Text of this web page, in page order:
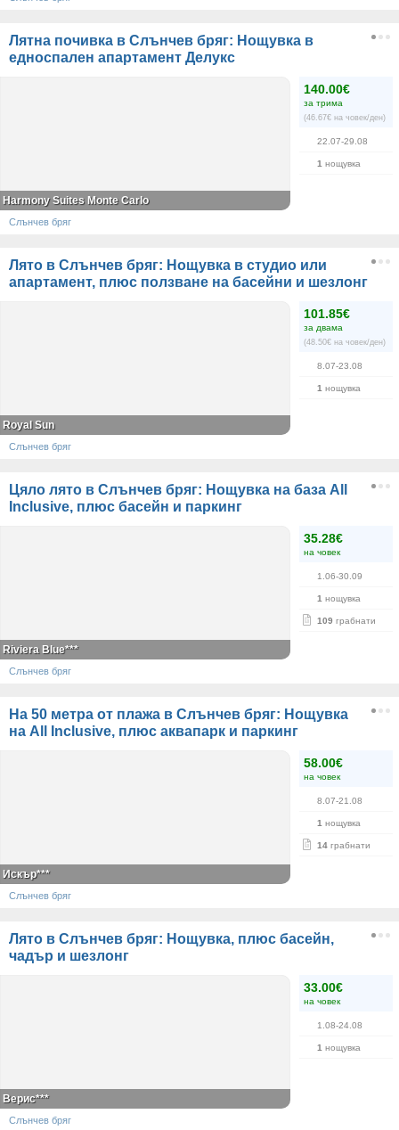
Лятна почивка в Слънчев бряг: Нощувка в
едноспален апартамент Делукс
140.00€
за трима
(46.67€ на човек/ден)
22.07-29.08
1 нощувка
Harmony Suites Monte Carlo
Слънчев бряг
Лято в Слънчев бряг: Нощувка в студио или
апартамент, плюс ползване на басейни и шезлонг
101.85€
за двама
(48.50€ на човек/ден)
8.07-23.08
1 нощувка
Royal Sun
Слънчев бряг
Цяло лято в Слънчев бряг: Нощувка на база All
Inclusive, плюс басейн и паркинг
35.28€
на човек
1.06-30.09
1 нощувка
109 грабнати
Riviera Blue***
Слънчев бряг
На 50 метра от плажа в Слънчев бряг: Нощувка
на All Inclusive, плюс аквапарк и паркинг
58.00€
на човек
8.07-21.08
1 нощувка
14 грабнати
Искър***
Слънчев бряг
Лято в Слънчев бряг: Нощувка, плюс басейн,
чадър и шезлонг
33.00€
на човек
1.08-24.08
1 нощувка
Верис***
Слънчев бряг